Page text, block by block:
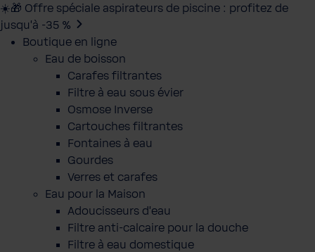
☀️🎁 Offre spéciale aspirateurs de piscine : profitez de
jusqu’à -35 %
Boutique en ligne
Eau de boisson
Carafes filtrantes
Filtre à eau sous évier
Osmose Inverse
Cartouches filtrantes
Fontaines à eau
Gourdes
Verres et carafes
Eau pour la Maison
Adoucisseurs d'eau
Filtre anti-calcaire pour la douche
Filtre à eau domestique